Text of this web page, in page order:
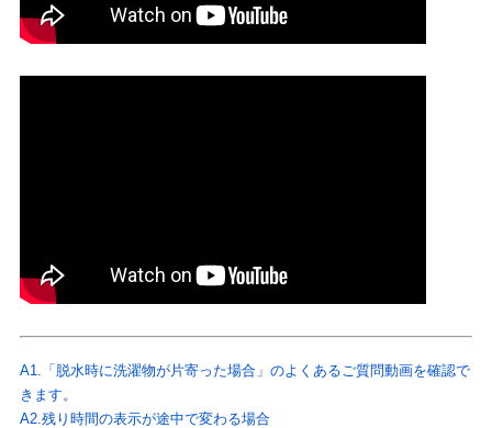
A1.「脱水時に洗濯物が片寄った場合」のよくあるご質問動画を確認で
きます。
A2.残り時間の表示が途中で変わる場合